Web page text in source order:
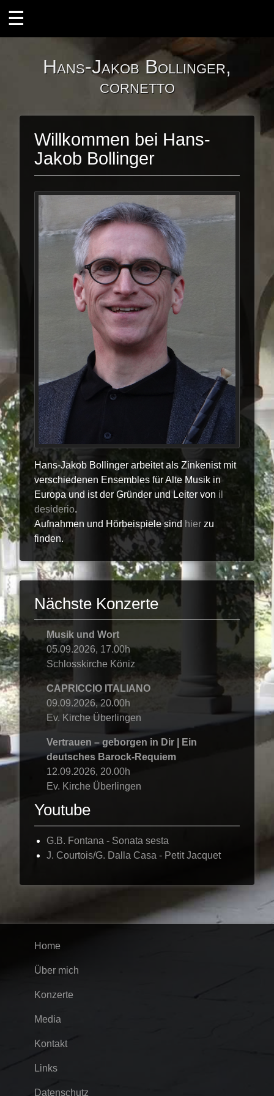
Der Zink
Die Barocktrompete
Projekte
Zink und Orgel
Zink und Laute
KONTAKT
Hans-Jakob Bollinger,
cornetto
Willkommen bei Hans-
Jakob Bollinger
Hans-Jakob Bollinger arbeitet als Zinkenist mit
verschiedenen Ensembles für Alte Musik in
Europa und ist der Gründer und Leiter von il
desiderio.
Aufnahmen und Hörbeispiele sind hier zu
finden.
Nächste Konzerte
Musik und Wort
05.09.2026, 17.00h
Schlosskirche Köniz
CAPRICCIO ITALIANO
09.09.2026, 20.00h
Ev. Kirche Überlingen
Vertrauen – geborgen in Dir | Ein
deutsches Barock-Requiem
12.09.2026, 20.00h
Ev. Kirche Überlingen
Youtube
G.B. Fontana - Sonata sesta
J. Courtois/G. Dalla Casa - Petit Jacquet
Home
Über mich
Konzerte
Media
Kontakt
Links
Datenschutz